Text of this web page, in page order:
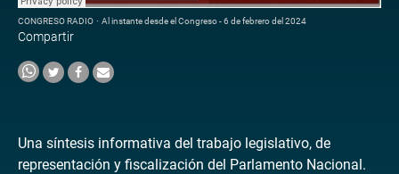
CONGRESO RADIO · Al instante desde el Congreso - 6 de febrero del 2024
Compartir
Una síntesis informativa del trabajo legislativo, de
representación y fiscalización del Parlamento Nacional.